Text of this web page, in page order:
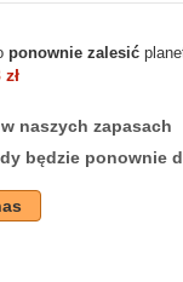
ponownie zalesić
naszych zapasach
będzie ponownie